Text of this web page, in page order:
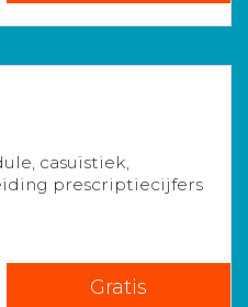
casuïstiek,
prescriptiecijfers
Gratis